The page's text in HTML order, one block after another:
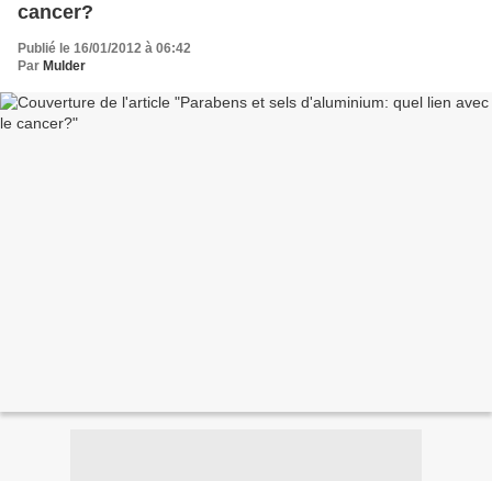
cancer?
Publié le 16/01/2012 à 06:42
Par Mulder